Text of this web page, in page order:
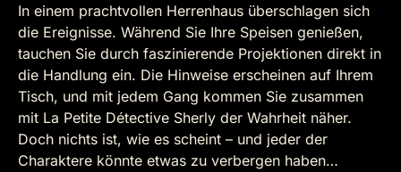
In einem prachtvollen Herrenhaus überschlagen sich
die Ereignisse. Während Sie Ihre Speisen genießen,
tauchen Sie durch faszinierende Projektionen direkt in
die Handlung ein. Die Hinweise erscheinen auf Ihrem
Tisch, und mit jedem Gang kommen Sie zusammen
mit La Petite Détective Sherly der Wahrheit näher.
Doch nichts ist, wie es scheint – und jeder der
Charaktere könnte etwas zu verbergen haben…